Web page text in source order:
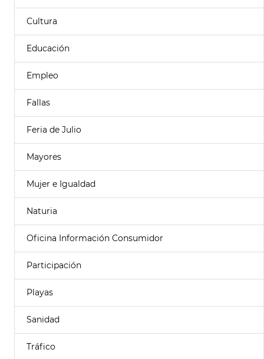
Cultura
Educación
Empleo
Fallas
Feria de Julio
Mayores
Mujer e Igualdad
Naturia
Oficina Información Consumidor
Participación
Playas
Sanidad
Tráfico